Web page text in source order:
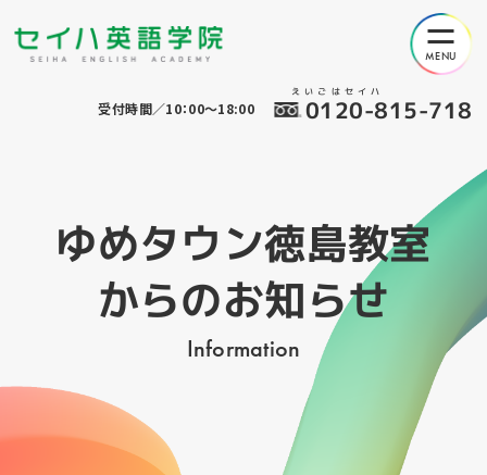
えいごはセイハ
0120-815-718
受付時間／10：00～18:00
ゆめタウン徳島教室
からのお知らせ
Information